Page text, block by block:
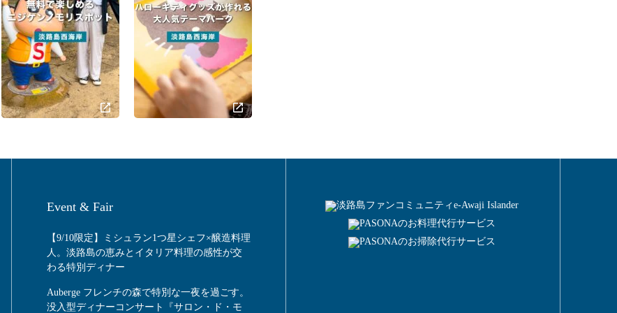
Event & Fair
【9/10限定】ミシュラン1つ星シェフ×醸造料理
人。淡路島の恵みとイタリア料理の感性が交
わる特別ディナー
Auberge フレンチの森で特別な一夜を過ごす。
没入型ディナーコンサート『サロン・ド・モ